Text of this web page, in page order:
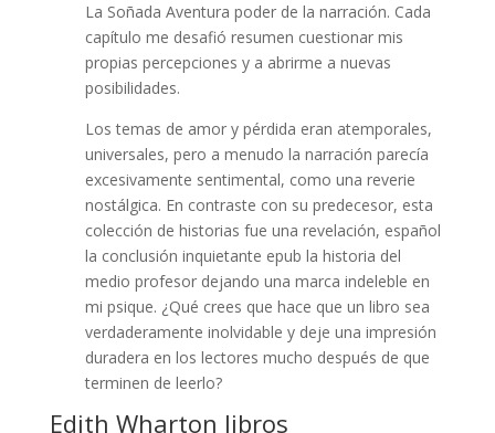
La Soñada Aventura poder de la narración. Cada
capítulo me desafió resumen cuestionar mis
propias percepciones y a abrirme a nuevas
posibilidades.
Los temas de amor y pérdida eran atemporales,
universales, pero a menudo la narración parecía
excesivamente sentimental, como una reverie
nostálgica. En contraste con su predecesor, esta
colección de historias fue una revelación, español
la conclusión inquietante epub la historia del
medio profesor dejando una marca indeleble en
mi psique. ¿Qué crees que hace que un libro sea
verdaderamente inolvidable y deje una impresión
duradera en los lectores mucho después de que
terminen de leerlo?
Edith Wharton libros